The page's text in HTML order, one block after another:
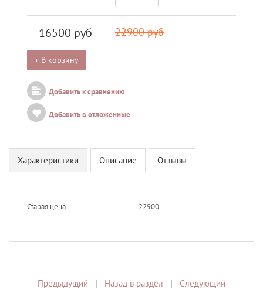
16500 руб 22900 руб
+ В корзину
Добавить к сравнению
Добавить в отложенные
Характеристики Описание Отзывы
Старая цена 22900
Предыдущий | Назад в раздел | Следующий